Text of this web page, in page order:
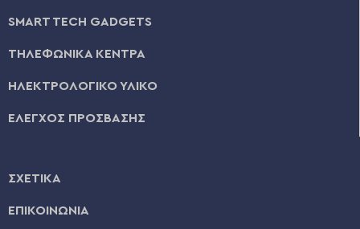
SMART TECH GADGETS
ΤΗΛΕΦΩΝΙΚΑ ΚΕΝΤΡΑ
ΗΛΕΚΤΡΟΛΟΓΙΚΟ ΥΛΙΚΟ
ΕΛΕΓΧΟΣ ΠΡΟΣΒΑΣΗΣ
ΣΧΕΤΙΚΑ
ΕΠΙΚΟΙΝΩΝΙΑ